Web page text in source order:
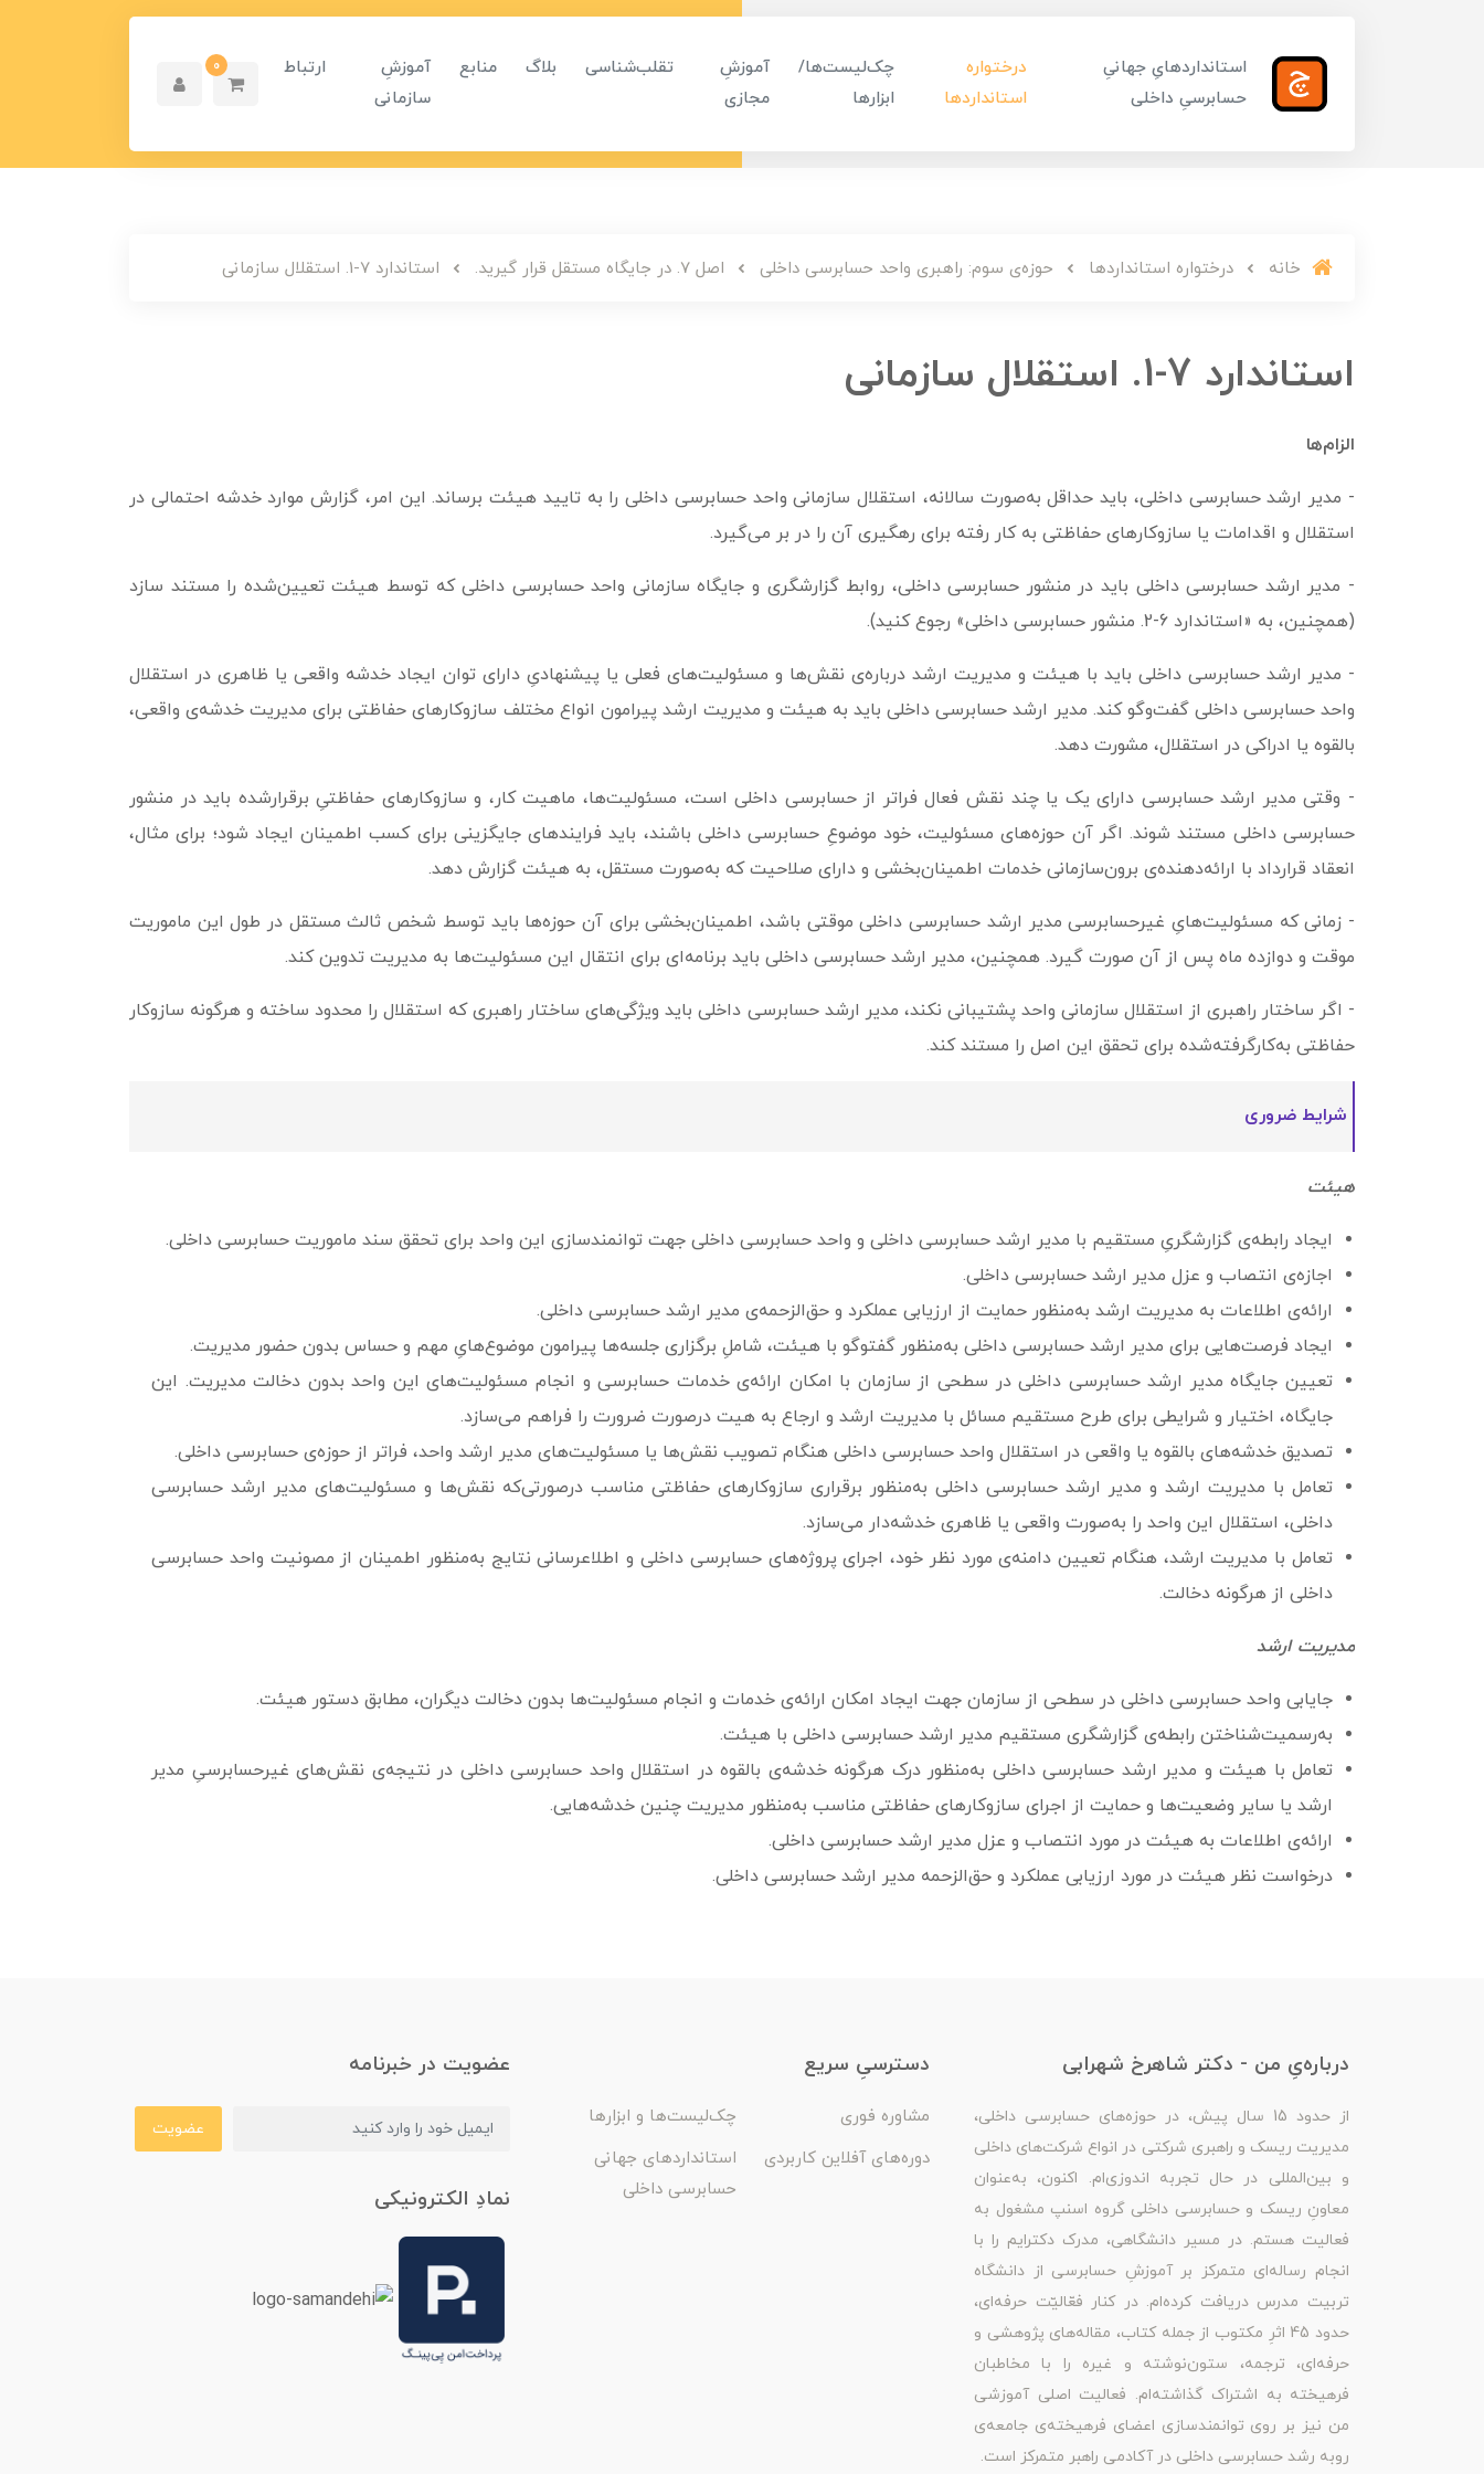
استانداردهایِ جهانیِ
حسابرسیِ داخلی
درختواره
استانداردها
چک‌لیست‌ها/
ابزارها
آموزشِ
مجازی
تقلب‌شناسی بلاگ منابع
آموزشِ
سازمانی
ارتباط 0
خانه درختواره استانداردها حوزه‌ی سوم: راهبری واحد حسابرسی داخلی اصل 7. در جایگاه مستقل قرار گیرید. استاندارد 7-1. استقلال سازمانی
استاندارد 7-1. استقلال سازمانی
الزام­‌ها
- مدیر ارشد حسابرسی داخلی، باید حداقل به‌­صورت سالانه، استقلال سازمانی واحد حسابرسی داخلی را به تایید هیئت برساند. این امر، گزارش موارد خدشه احتمالی در
استقلال و اقدامات یا سازوکارهای حفاظتی به کار رفته برای رهگیری آن را در بر می‌­گیرد.
- مدیر ارشد حسابرسی داخلی باید در منشور حسابرسی داخلی، روابط گزارشگری و جایگاه سازمانی واحد حسابرسی داخلی که توسط هیئت تعیین‌شده را مستند سازد
(همچنین، به «استاندارد 6-2. منشور حسابرسی داخلی» رجوع کنید).
- مدیر ارشد حسابرسی داخلی باید با هیئت و مدیریت ارشد درباره‌ی نقش‌ها و مسئولیت‌های فعلی یا پیشنهادیِ دارای توان ایجاد خدشه واقعی یا ظاهری در استقلال
واحد حسابرسی داخلی گفت‌وگو کند. مدیر ارشد حسابرسی داخلی باید به هیئت و مدیریت ارشد پیرامون انواع مختلف سازوکارهای حفاظتی برای مدیریت خدشه‌ی واقعی،
بالقوه یا ادراکی در استقلال، مشورت دهد.
- وقتی مدیر ارشد حسابرسی دارای یک یا چند نقش فعال فراتر از حسابرسی داخلی است، مسئولیت‌ها، ماهیت کار، و سازوکارهای حفاظتیِ برقرارشده باید در منشور
حسابرسی داخلی مستند شوند. اگر آن حوزه‌های مسئولیت، خود موضوعِ حسابرسی داخلی باشند، باید فرایندهای جایگزینی برای کسب اطمینان ایجاد شود؛ برای مثال،
انعقاد قرارداد با ارائه­‌دهنده‌ی برون‌سازمانی خدمات اطمینان‌بخشی و دارای صلاحیت که به‌صورت مستقل، به هیئت گزارش دهد.
- زمانی که مسئولیت‌هایِ غیرحسابرسی مدیر ارشد حسابرسی داخلی موقتی باشد، اطمینان‌بخشی برای آن حوزه‌ها باید توسط شخص ثالث مستقل در طول این ماموریت
موقت و دوازده ماه پس از آن صورت گیرد. همچنین، مدیر ارشد حسابرسی داخلی باید برنامه‌ای برای انتقال این مسئولیت‌ها به مدیریت تدوین کند.
- اگر ساختار راهبری از استقلال سازمانی واحد پشتیبانی نکند، مدیر ارشد حسابرسی داخلی باید ویژگی‌های ساختار راهبری که استقلال را محدود ساخته و هرگونه سازوکار
حفاظتی به‌کارگرفته‌شده برای تحقق این اصل را مستند کند.
شرایط ضروری
هیئت
ایجاد رابطه‌ی گزارشگریِ مستقیم با مدیر ارشد حسابرسی داخلی و واحد حسابرسی داخلی جهت توانمندسازی این واحد برای تحقق سند ماموریت حسابرسی داخلی.
اجازه‌ی انتصاب و عزل مدیر ارشد حسابرسی داخلی.
ارائه‌ی اطلاعات به مدیریت ارشد به­‌منظور حمایت از ارزیابی عملکرد و حق‌الزحمه‌ی مدیر ارشد حسابرسی داخلی.
ایجاد فرصت‌هایی برای مدیر ارشد حسابرسی داخلی به‌­منظور گفت­وگو با هیئت، شاملِ برگزاری جلسه‌­ها پیرامون موضوع‌هایِ مهم و حساس بدون حضور مدیریت.
تعیین جایگاه مدیر ارشد حسابرسی داخلی در سطحی از سازمان با امکان ارائه‌ی خدمات حسابرسی و انجام مسئولیت‌های این واحد بدون دخالت مدیریت. این
جایگاه، اختیار و شرایطی برای طرح مستقیم مسائل با مدیریت ارشد و ارجاع به هیت درصورت ضرورت را فراهم می‌سازد.
تصدیق خدشه‌های بالقوه یا واقعی در استقلال واحد حسابرسی داخلی هنگام تصویب نقش‌ها یا مسئولیت‌های مدیر ارشد واحد، فراتر از حوزه‌ی حسابرسی داخلی.
تعامل با مدیریت ارشد و مدیر ارشد حسابرسی داخلی به‌منظور برقراری سازوکارهای حفاظتی مناسب درصورتی‌که نقش‌ها و مسئولیت‌های مدیر ارشد حسابرسی
داخلی، استقلال این واحد را به­‌صورت واقعی یا ظاهری خدشه‌دار می‌سازد.
تعامل با مدیریت ارشد، هنگام تعیین دامنه‌ی مورد نظر خود، اجرای پروژه‌­های حسابرسی داخلی و اطلاع­رسانی نتایج به­‌منظور اطمینان از مصونیت واحد حسابرسی
داخلی از هرگونه دخالت.
مدیریت ارشد
جایابی واحد حسابرسی داخلی در سطحی از سازمان جهت ایجاد امکان ارائه‌ی خدمات و انجام مسئولیت‌ها بدون دخالت دیگران، مطابق دستور هیئت.
به‌رسمیت‌شناختن رابطه‌ی گزارشگری مستقیم مدیر ارشد حسابرسی داخلی با هیئت.
تعامل با هیئت و مدیر ارشد حسابرسی داخلی به‌­منظور درک هرگونه خدشه‌ی بالقوه در استقلال واحد حسابرسی داخلی در نتیجه­‌ی نقش‌های غیرحسابرسیِ مدیر
ارشد یا سایر وضعیت‌ها و حمایت از اجرای سازوکارهای حفاظتی مناسب به‌­منظور مدیریت چنین خدشه‌هایی.
ارائه‌ی اطلاعات به هیئت در مورد انتصاب و عزل مدیر ارشد حسابرسی داخلی.
درخواست نظر هیئت در مورد ارزیابی عملکرد و حق‌الزحمه مدیر ارشد حسابرسی داخلی.
درباره‌یِ من - دکتر شاهرخ شهرابی
از حدود 15 سال پیش، در حوزه‌های حسابرسی داخلی،
مدیریت ریسک و راهبری شرکتی در انواع شرکت‌های داخلی
و بین‌المللی در حال تجربه اندوزی‌ام. اکنون، به‌عنوان
معاونِ ریسک و حسابرسی داخلی گروه اسنپ مشغول به
فعالیت هستم. در مسیر دانشگاهی، مدرک دکترایم را با
انجام رساله‌ای متمرکز بر آموزشِ حسابرسی از دانشگاه
تربیت مدرس دریافت کرده‌ام. در کنار فعّالیّت حرفه‌ای،
حدود 45 اثرِ مکتوب از جمله کتاب، مقاله‌های پژوهشی و
حرفه‌ای، ترجمه، ستون‌نوشته و غیره را با مخاطبان
فرهیخته به اشتراک گذاشته‌ام. فعالیت اصلی آموزشی
من نیز بر روی توانمندسازی اعضای فرهیخته‌ی جامعه‌ی
روبه رشد حسابرسی داخلی در آکادمی راهبر متمرکز است.
دسترسیِ سریع
مشاوره فوری
چک‌لیست‌ها و ابزارها
دوره‌های آفلاین کاربردی
استانداردهای جهانی
حسابرسی داخلی
عضویت در خبرنامه
عضویت
نمادِ الکترونیکی